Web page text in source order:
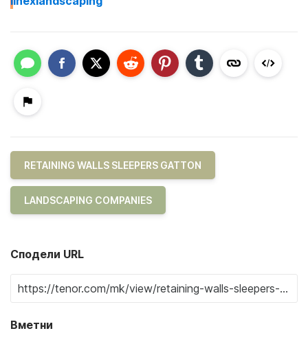
RETAINING WALLS SLEEPERS GATTON
LANDSCAPING COMPANIES
Сподели URL
Вметни